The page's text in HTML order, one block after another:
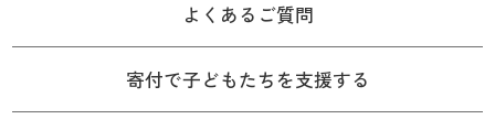
よくあるご質問
寄付で子どもたちを支援する